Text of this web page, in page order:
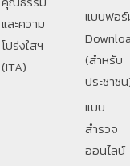
และความ
โปร่งใสฯ
(ITA)
แบบฟอ
(สำหรับ
ประชาช
แบบ
สำรวจ
ออนไลน์